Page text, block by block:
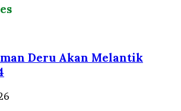
Deru Akan Melantik